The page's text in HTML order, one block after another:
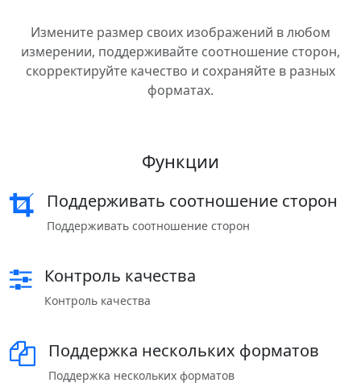
Измените размер своих изображений в любом
измерении, поддерживайте соотношение сторон,
скорректируйте качество и сохраняйте в разных
форматах.
Функции
Поддерживать соотношение сторон
Поддерживать соотношение сторон
Контроль качества
Контроль качества
Поддержка нескольких форматов
Поддержка нескольких форматов